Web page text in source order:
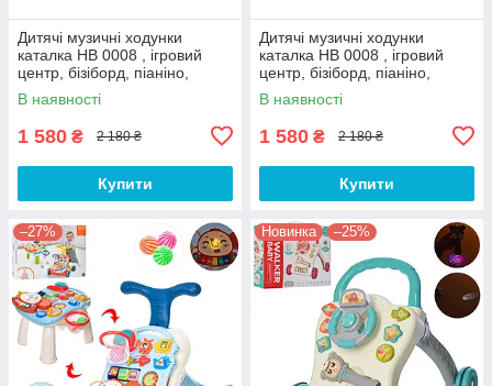
Дитячі музичні ходунки
каталка HB 0008 , ігровий
центр, бізіборд, піаніно,
червоний
В наявності
1 580 ₴ 2 180 ₴
Купити
Дитячі музичні ходунки
каталка HB 0008 , ігровий
центр, бізіборд, піаніно,
блакитний
В наявності
1 580 ₴ 2 180 ₴
Купити
–27% Новинка –25%